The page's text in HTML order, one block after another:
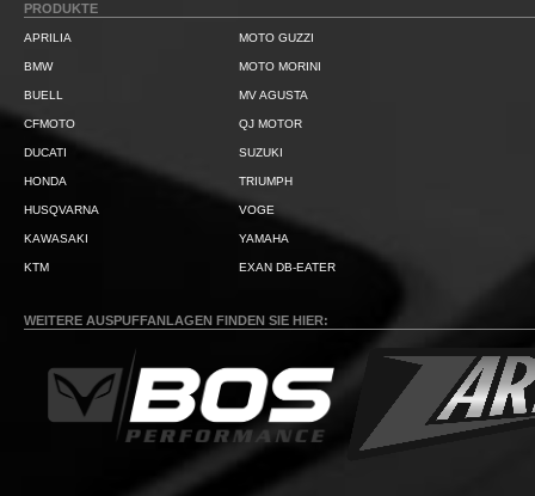
PRODUKTE
APRILIA
BMW
BUELL
CFMOTO
DUCATI
HONDA
HUSQVARNA
KAWASAKI
KTM
MOTO GUZZI
MOTO MORINI
MV AGUSTA
QJ MOTOR
SUZUKI
TRIUMPH
VOGE
YAMAHA
EXAN DB-EATER
WEITERE AUSPUFFANLAGEN FINDEN SIE HIER: